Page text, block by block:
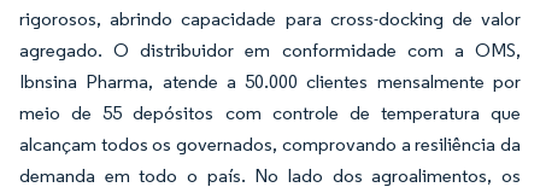
rigorosos, abrindo capacidade para cross-docking de valor
agregado. O distribuidor em conformidade com a OMS,
Ibnsina Pharma, atende a 50.000 clientes mensalmente por
meio de 55 depósitos com controle de temperatura que
alcançam todos os governados, comprovando a resiliência da
demanda em todo o país. No lado dos agroalimentos, os